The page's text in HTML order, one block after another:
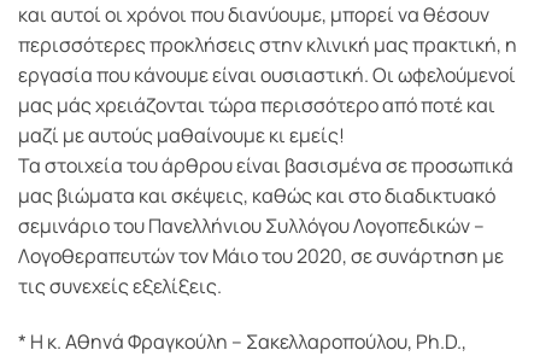
και αυτοί οι χρόνοι που διανύουμε, μπορεί να θέσουν
περισσότερες προκλήσεις στην κλινική μας πρακτική, η
εργασία που κάνουμε είναι ουσιαστική. Οι ωφελούμενοί
μας μάς χρειάζονται τώρα περισσότερο από ποτέ και
μαζί με αυτούς μαθαίνουμε κι εμείς!
Τα στοιχεία του άρθρου είναι βασισμένα σε προσωπικά
μας βιώματα και σκέψεις, καθώς και στο διαδικτυακό
σεμινάριο του Πανελλήνιου Συλλόγου Λογοπεδικών –
Λογοθεραπευτών τον Μάιο του 2020, σε συνάρτηση με
τις συνεχείς εξελίξεις.
* Η κ. Αθηνά Φραγκούλη – Σακελλαροπούλου, Ph.D.,